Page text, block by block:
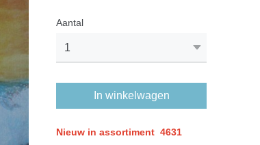
Aantal
In winkelwagen
Nieuw in assortiment 4631